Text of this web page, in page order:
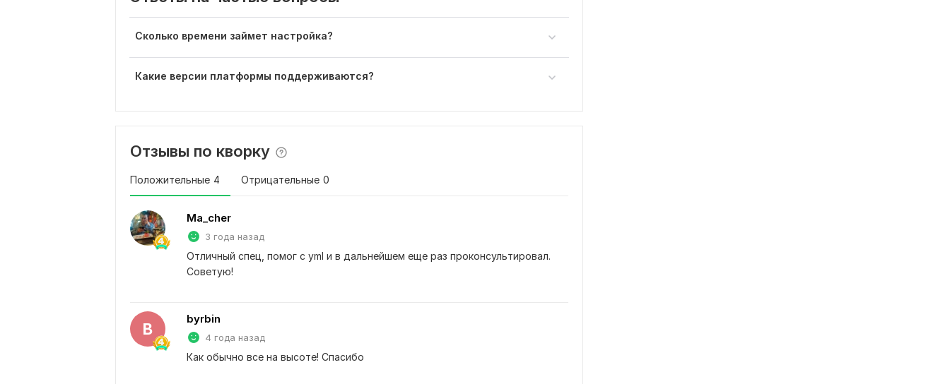
Сколько времени займет настройка?
Какие версии платформы поддерживаются?
Отзывы по кворку
Положительные 4 Отрицательные 0
Ma_cher
3 года назад
Отличный спец, помог с yml и в дальнейшем еще раз проконсультировал.
Советую!
B
byrbin
4 года назад
Как обычно все на высоте! Спасибо